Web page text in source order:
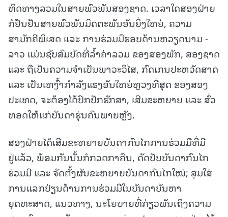
ທິດທາງລວມໃນສາຍພົວພັນສອງຊາດ. ເວລາໃດສອງຝ່າຍ
ກໍຢືນຢັນສາຍພົວພັນມິດຕະພັນອັນຍິ່ງໃຫຍ່, ຄວາມ
ສາມັກຄີພິເສດ ແລະ ການຮ່ວມມືຮອບດ້ານຫວຽດນາມ -
ລາວ ແມ່ນຊັບສົມບັດທີ່ລໍ້າຄ່າລວມ ຂອງສອງພັກ, ສອງຊາດ
ແລະ ຖືເປັນຄວາມຈໍາເປັນພາວະວິໄສ, ກົດເກນປະຫວັດສາດ
ແລະ ເປັນເຫງົ້າກໍາລັງແຮງອັນໃຫຍ່ຫຼວງທີ່ສຸດ ຂອງສອງ
ປະເທດ, ຈະຕ້ອງໄດ້ປົກປັກຮັກສາ, ເສີມຂະຫຍາຍ ແລະ ສົ່ວ
ທອດໃຫ້ແກ່ບັນດາຮຸ່ນຄົນພາຍຫຼັງ.
ສອງຝ່າຍໄດ້ເສີມຂະຫຍາຍບັນດາກົນໄກການຮ່ວມມືທີ່ມີ
ຢູ່ແລ້ວ, ພ້ອມກັນນັ້ນກໍກວດກາຄືນ, ດັດປັບບັນດາກົນໄກ
ຮ່ວມມື ແລະ ຈັດຕັ້ງຜັນຂະຫຍາຍບັນດາກົນໄກໃໝ່; ສຸມໃສ່
ການແລກປ່ຽນດ້ານການຮ່ວມມືໃນບັນດາບັນຫາ
ຍຸດທະສາດ, ແນວທາງ, ນະໂຍບາຍທີ່ກ່ຽວພັນເຖິງຄວາມ